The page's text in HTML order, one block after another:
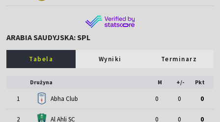
ARABIA SAUDYJSKA: SPL
Tabela Wyniki Terminarz
Drużyna M +/- Pkt
1 Abha Club 0 0 0
2 Al Ahli SC 0 0 0